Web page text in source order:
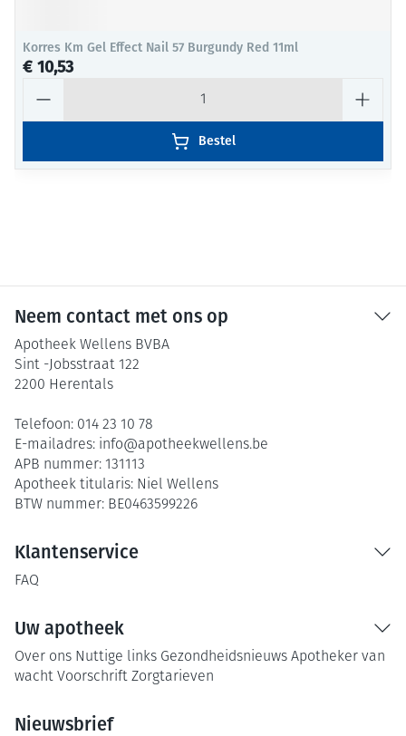
Korres Km Gel Effect Nail 57 Burgundy Red 11ml
€ 10,53
Bestel
Neem contact met ons op
Apotheek Wellens BVBA
Sint -Jobsstraat 122
2200 Herentals
Telefoon: 014 23 10 78
E-mailadres: info@apotheekwellens.be
APB nummer: 131113
Apotheek titularis: Niel Wellens
BTW nummer: BE0463599226
Klantenservice
FAQ
Uw apotheek
Over ons Nuttige links Gezondheidsnieuws Apotheker van
wacht Voorschrift Zorgtarieven
Nieuwsbrief